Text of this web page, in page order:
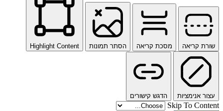
שורת קריאה מסכת קריאה הסתר תמונות Highlight Content
עצור אנימציות הדגש קישורים
Skip To Content